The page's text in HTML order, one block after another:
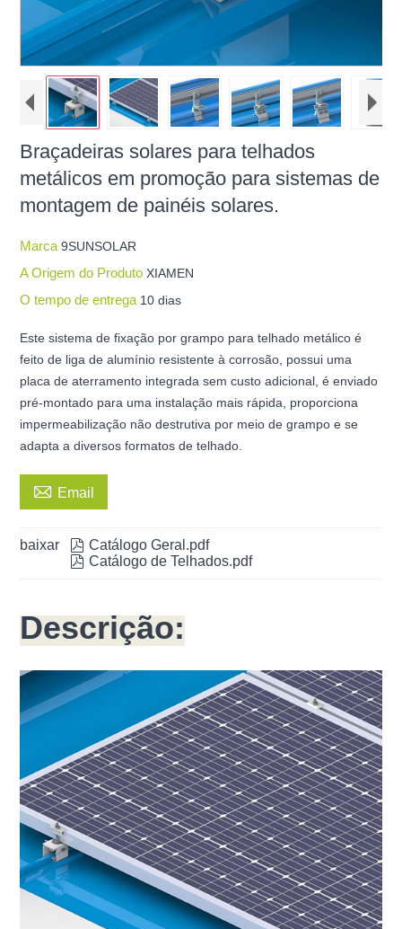
Braçadeiras solares para telhados
metálicos em promoção para sistemas de
montagem de painéis solares.
Marca9SUNSOLAR
A Origem do ProdutoXIAMEN
O tempo de entrega 10 dias
Este sistema de fixação por grampo para telhado metálico é
feito de liga de alumínio resistente à corrosão, possui uma
placa de aterramento integrada sem custo adicional, é enviado
pré-montado para uma instalação mais rápida, proporciona
impermeabilização não destrutiva por meio de grampo e se
adapta a diversos formatos de telhado.
 Email
baixar  Catálogo Geral.pdf
 Catálogo de Telhados.pdf
Descrição: